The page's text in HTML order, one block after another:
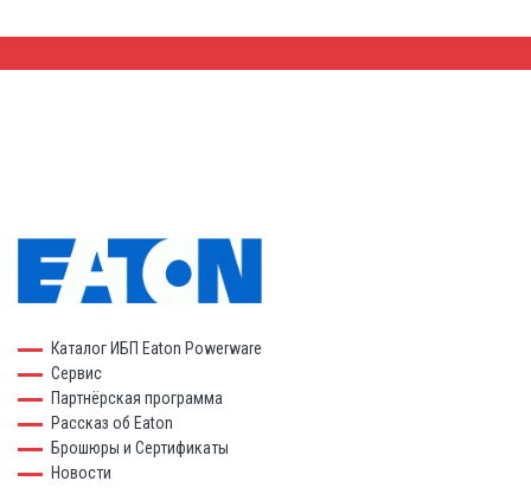
Каталог ИБП Eaton Powerware
Сервис
Партнёрская программа
Рассказ об Eaton
Брошюры и Сертификаты
Новости